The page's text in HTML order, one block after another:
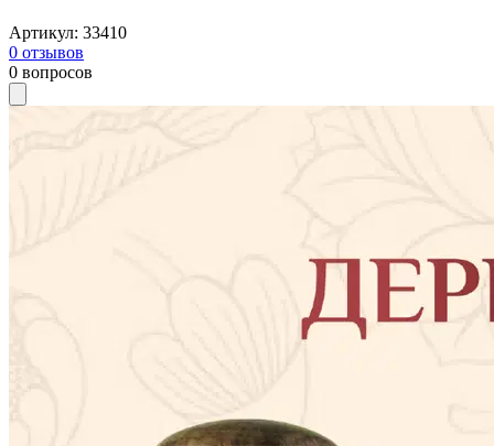
Артикул: 33410
0 отзывов
0 вопросов